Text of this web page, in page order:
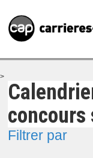
>
concours
Filtrer par